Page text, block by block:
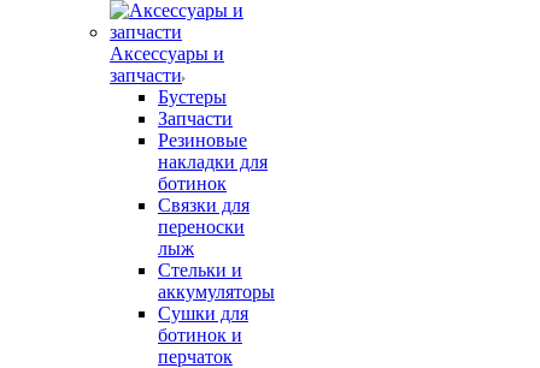
Аксессуары и
запчасти
Бустеры
Запчасти
Резиновые
накладки для
ботинок
Связки для
переноски
лыж
Стельки и
аккумуляторы
Сушки для
ботинок и
перчаток